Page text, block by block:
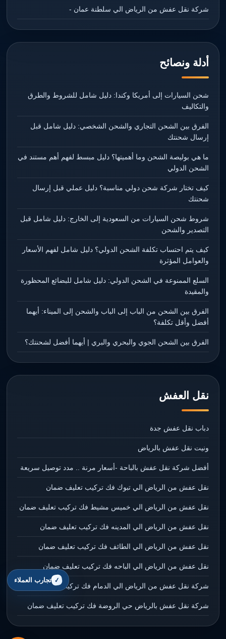
شركة نقل عفش من الرياض الي سلطنة عمان -
أدلة ونصائح
شحن السيارات إلى أمريكا وكندا: دليل شامل للشروط والطرق
والتكاليف
الفرق بين الشحن التجاري والشحن الشخصي: دليل شامل قبل
إرسال شحنتك
ما هي بوليصة الشحن وما أهميتها؟ دليل مبسط لفهم أهم مستند في
الشحن الدولي
كيف تختار شركة شحن دولي مناسبة؟ دليل عملي قبل إرسال
شحنتك
شروط شحن السيارات من السعودية إلى الخارج: دليل شامل قبل
التصدير والشحن
كيف يتم احتساب تكلفة الشحن الدولي؟ دليل شامل لفهم الأسعار
والعوامل المؤثرة
السلع الممنوعة في الشحن الدولي: دليل شامل للبضائع المحظورة
والمقيدة
الفرق بين الشحن من الباب إلى الباب والشحن إلى الميناء: أيهما
أفضل وأقل تكلفة؟
الفرق بين الشحن الجوي والبحري والبري | أيهما أفضل لشحنتك؟
نقل العفش
دباب نقل عفش جدة
ونيت نقل عفش بالرياض
أفضل شركة نقل عفش بالباحة -أسعار مرنة .. مدد توصيل سريعة
نقل عفش من الرياض الي تبوك فك تركيب تعليف ضمان
نقل عفش من الرياض الي خميس مشيط فك تركيب تعليف ضمان
نقل عفش من الرياض الي المدينه فك تركيب تعليف ضمان
نقل عفش من الرياض الي الطائف فك تركيب تعليف ضمان
نقل عفش من الرياض الي الباحه فك تركيب تعليف ضمان
شركة نقل عفش من الرياض الي الدمام فك تركيب تعليف ضمان
شركة نقل عفش بالرياض حي الروضة فك تركيب تعليف ضمان
تجارب العملاء